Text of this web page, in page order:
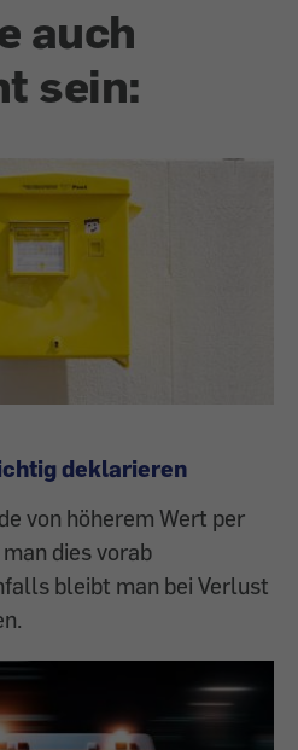
auch
sein:
deklarieren
von höherem Wert per
dies vorab
bleibt man bei Verlust